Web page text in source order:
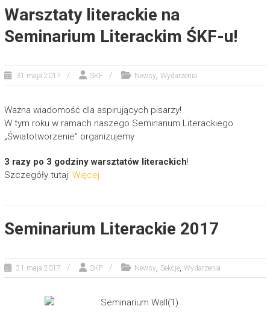
Warsztaty literackie na
Seminarium Literackim ŚKF-u!
31 maja 2017 SKF Newsy, Wydarzenia
Ważna wiadomość dla aspirujących pisarzy!
W tym roku w ramach naszego Seminarium Literackiego
„Światotworzenie” organizujemy
3 razy po 3 godziny warsztatów literackich!
Szczegóły tutaj: Więcej
Seminarium Literackie 2017
21 maja 2017 SKF Newsy, Sekcje, Wydarzenia